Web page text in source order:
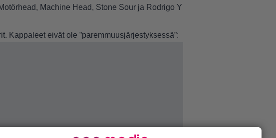
Machine Head, Stone Sour ja Rodrigo Y
Kappaleet eivät ole ”paremmuusjärjestyksessä”: